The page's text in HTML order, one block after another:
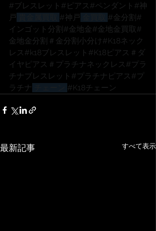
#ブレスレット #ピアス #ペンダント #神
戸
#神戸 #金分割 #
インゴット分割 #金地金 #金地金買取 #
金地金分割 ＃金分割小分け #K18ネック
レス #k18ブレスレット #K18ピアス ＃ダ
イヤピアス ＃プラチナネックレス #プラ
チナブレスレット #プラチナピアス #プ
ラチナ
#K18チェーン
最新記事 すべて表示